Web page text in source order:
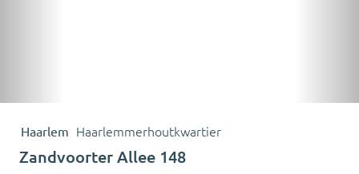
Haarlem Haarlemmerhoutkwartier
Zandvoorter Allee 148